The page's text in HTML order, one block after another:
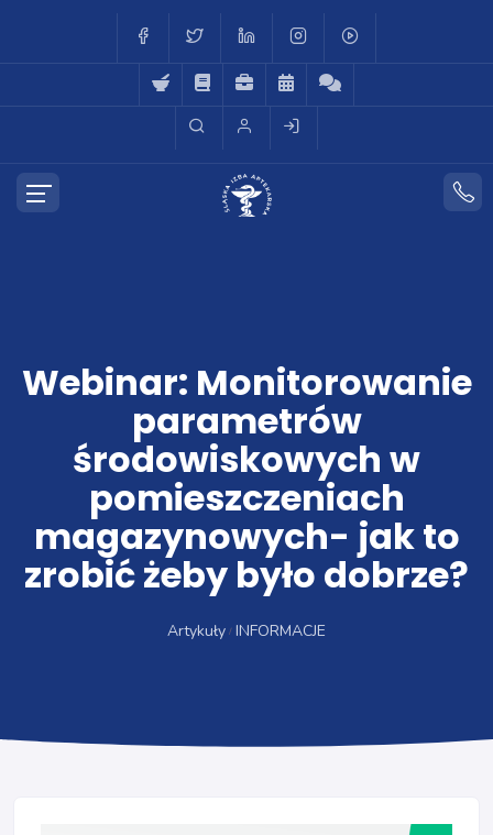
Webinar: Monitorowanie
parametrów
środowiskowych w
pomieszczeniach
magazynowych- jak to
zrobić żeby było dobrze?
Artykuły INFORMACJE